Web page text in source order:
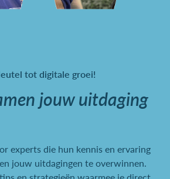
tot digitale groei!
jouw uitdaging
experts die hun kennis en ervaring
jouw uitdagingen te overwinnen.